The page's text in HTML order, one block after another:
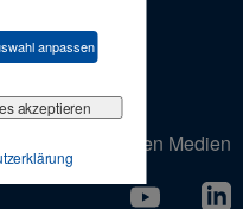
anpassen
akzeptieren
in den Sozialen Medien